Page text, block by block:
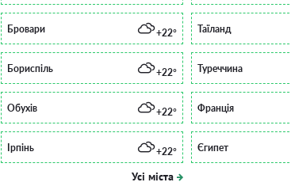
Бровари +22°
Бориспіль +22°
Обухів +22°
Ірпінь +22°
Усі міста
Таїланд
Туреччина
Франція
Єгипет